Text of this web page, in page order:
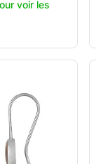
voir les